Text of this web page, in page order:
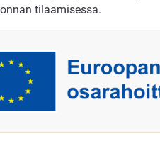
tilaamisessa.